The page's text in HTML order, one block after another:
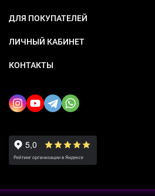
ДЛЯ ПОКУПАТЕЛЕЙ
ЛИЧНЫЙ КАБИНЕТ
КОНТАКТЫ